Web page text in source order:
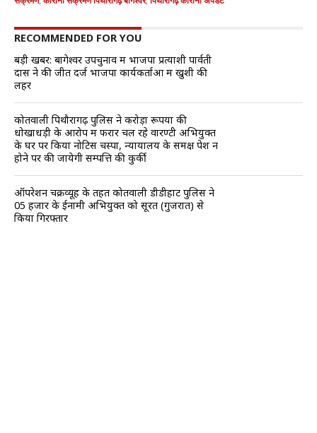
RECOMMENDED FOR YOU
बड़ी खबर: बागेश्वर उपचुनाव में भाजपा प्रत्याशी पार्वती
दास ने की जीत दर्ज भाजपा कार्यकर्ताओं में खुशी की
लहर
कोतवाली पिथौरागढ़ पुलिस ने करोड़ों रूपयों की
धोखाधड़ी के आरोप में फरार चल रहे वारण्टी अभियुक्त
के घर पर किया नोटिस चस्पा, न्यायालय के समक्ष पेश न
होने पर की जायेगी सम्पत्ति की कुर्की
ऑपरेशन चक्रव्यूह के तहत कोतवाली डीडीहाट पुलिस ने
05 हजार के ईनामी अभियुक्त को सूरत (गुजरात) से
किया गिरफ्तार